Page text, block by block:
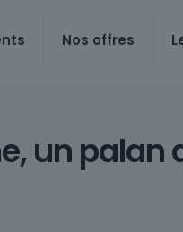
Nos offres
un palan